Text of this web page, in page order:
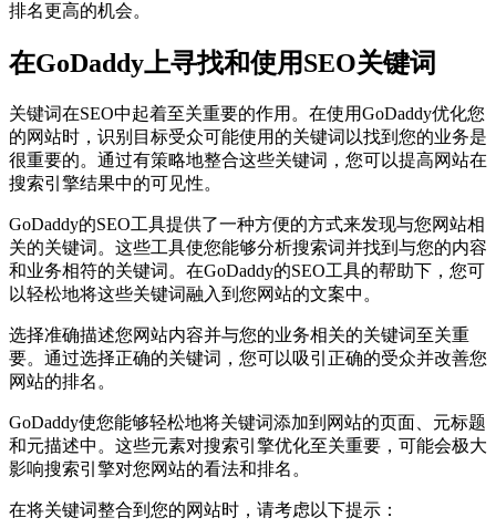
排名更高的机会。
在GoDaddy上寻找和使用SEO关键词
关键词在SEO中起着至关重要的作用。在使用GoDaddy优化您
的网站时，识别目标受众可能使用的关键词以找到您的业务是
很重要的。通过有策略地整合这些关键词，您可以提高网站在
搜索引擎结果中的可见性。
GoDaddy的SEO工具提供了一种方便的方式来发现与您网站相
关的关键词。这些工具使您能够分析搜索词并找到与您的内容
和业务相符的关键词。在GoDaddy的SEO工具的帮助下，您可
以轻松地将这些关键词融入到您网站的文案中。
选择准确描述您网站内容并与您的业务相关的关键词至关重
要。通过选择正确的关键词，您可以吸引正确的受众并改善您
网站的排名。
GoDaddy使您能够轻松地将关键词添加到网站的页面、元标题
和元描述中。这些元素对搜索引擎优化至关重要，可能会极大
影响搜索引擎对您网站的看法和排名。
在将关键词整合到您的网站时，请考虑以下提示：